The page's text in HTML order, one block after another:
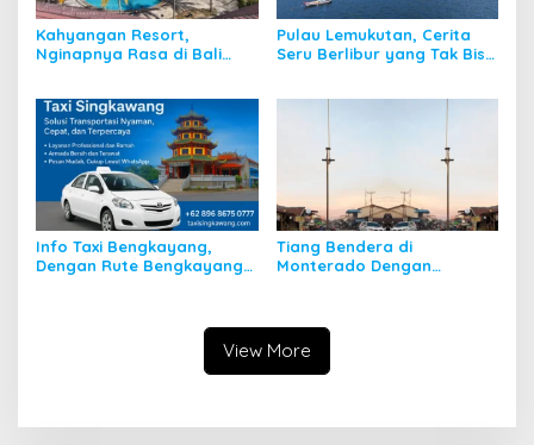
Kahyangan Resort,
Nginapnya Rasa di Bali
Pulau Lemukutan, Cerita
Seru Berlibur yang Tak Bisa
Info Taxi Bengkayang,
Dengan Rute Bengkayang
Tiang Bendera di
Monterado Dengan
View More